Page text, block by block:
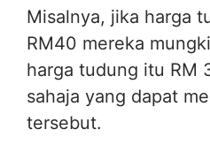
Misalnya, jika harga
RM40 mereka
harga tudung itu RM
sahaja yang dapat
tersebut.